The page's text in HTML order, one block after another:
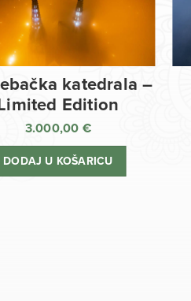
katedrala –
Edition
3.000,00 €
DODAJ U KOŠARICU